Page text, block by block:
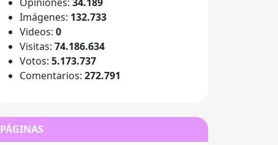
Imágenes: 132.733
Videos: 0
Visitas: 74.186.634
Votos: 5.173.737
Comentarios: 272.791
PÁGINAS